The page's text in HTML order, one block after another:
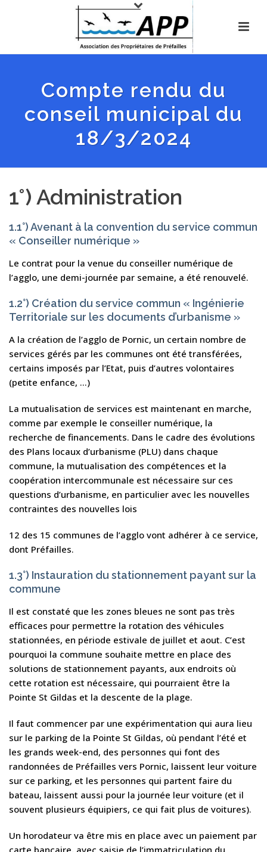
Compte rendu du
conseil municipal du
18/3/2024
1°) Administration
1.1°) Avenant à la convention du service commun
« Conseiller numérique »
Le contrat pour la venue du conseiller numérique de
l’agglo, une demi-journée par semaine, a été renouvelé.
1.2°) Création du service commun « Ingénierie
Territoriale sur les documents d’urbanisme »
A la création de l’agglo de Pornic, un certain nombre de
services gérés par les communes ont été transférées,
certains imposés par l’Etat, puis d’autres volontaires
(petite enfance, …)
La mutualisation de services est maintenant en marche,
comme par exemple le conseiller numérique, la
recherche de financements. Dans le cadre des évolutions
des Plans locaux d’urbanisme (PLU) dans chaque
commune, la mutualisation des compétences et la
coopération intercommunale est nécessaire sur ces
questions d’urbanisme, en particulier avec les nouvelles
contraintes des nouvelles lois
12 des 15 communes de l’agglo vont adhérer à ce service,
dont Préfailles.
1.3°) Instauration du stationnement payant sur la
commune
Il est constaté que les zones bleues ne sont pas très
efficaces pour permettre la rotation des véhicules
stationnées, en période estivale de juillet et aout. C’est
pourquoi la commune souhaite mettre en place des
solutions de stationnement payants, aux endroits où
cette rotation est nécessaire, qui pourraient être la
Pointe St Gildas et la descente de la plage.
Il faut commencer par une expérimentation qui aura lieu
sur le parking de la Pointe St Gildas, où pendant l’été et
les grands week-end, des personnes qui font des
randonnées de Préfailles vers Pornic, laissent leur voiture
sur ce parking, et les personnes qui partent faire du
bateau, laissent aussi pour la journée leur voiture (et il
souvent plusieurs équipiers, ce qui fait plus de voitures).
Un horodateur va être mis en place avec un paiement par
carte bancaire, avec saisie de l’immatriculation du